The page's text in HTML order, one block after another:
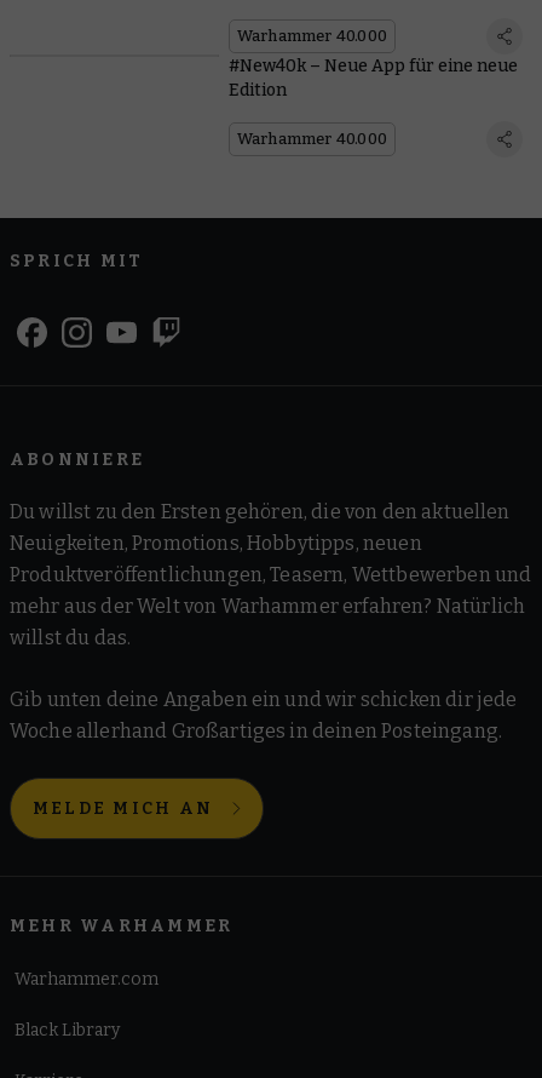
Warhammer 40.000
#New40k – Neue App für eine neue
Edition
Warhammer 40.000
SPRICH MIT
ABONNIERE
Du willst zu den Ersten gehören, die von den aktuellen
Neuigkeiten, Promotions, Hobbytipps, neuen
Produktveröffentlichungen, Teasern, Wettbewerben und
mehr aus der Welt von Warhammer erfahren? Natürlich
willst du das.
Gib unten deine Angaben ein und wir schicken dir jede
Woche allerhand Großartiges in deinen Posteingang.
MELDE MICH AN
MEHR WARHAMMER
Warhammer.com
Black Library